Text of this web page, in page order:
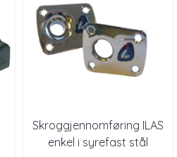
Skroggjennomføring ILAS
enkel i syrefast stål